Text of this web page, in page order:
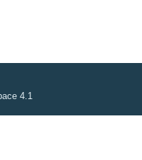
4.1